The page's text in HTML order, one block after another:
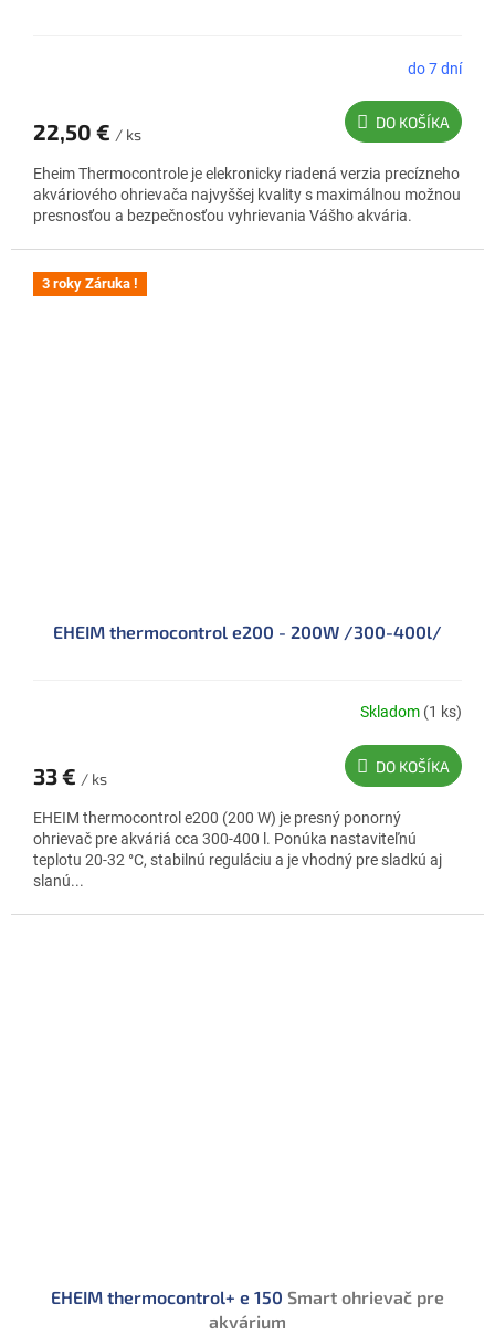
do 7 dní
22,50 € / ks
DO KOŠÍKA
Eheim Thermocontrole je elekronicky riadená verzia precízneho
akváriového ohrievača najvyššej kvality s maximálnou možnou
presnosťou a bezpečnosťou vyhrievania Vášho akvária.
3 roky Záruka !
EHEIM thermocontrol e200 - 200W /300-400l/
Skladom (1 ks)
33 € / ks
DO KOŠÍKA
EHEIM thermocontrol e200 (200 W) je presný ponorný
ohrievač pre akváriá cca 300-400 l. Ponúka nastaviteľnú
teplotu 20-32 °C, stabilnú reguláciu a je vhodný pre sladkú aj
slanú...
EHEIM thermocontrol+ e 150 Smart ohrievač pre
akvárium